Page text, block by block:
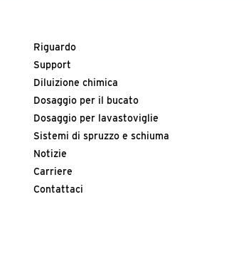
Riguardo
Support
Diluizione chimica
Dosaggio per il bucato
Dosaggio per lavastoviglie
Sistemi di spruzzo e schiuma
Notizie
Carriere
Contattaci